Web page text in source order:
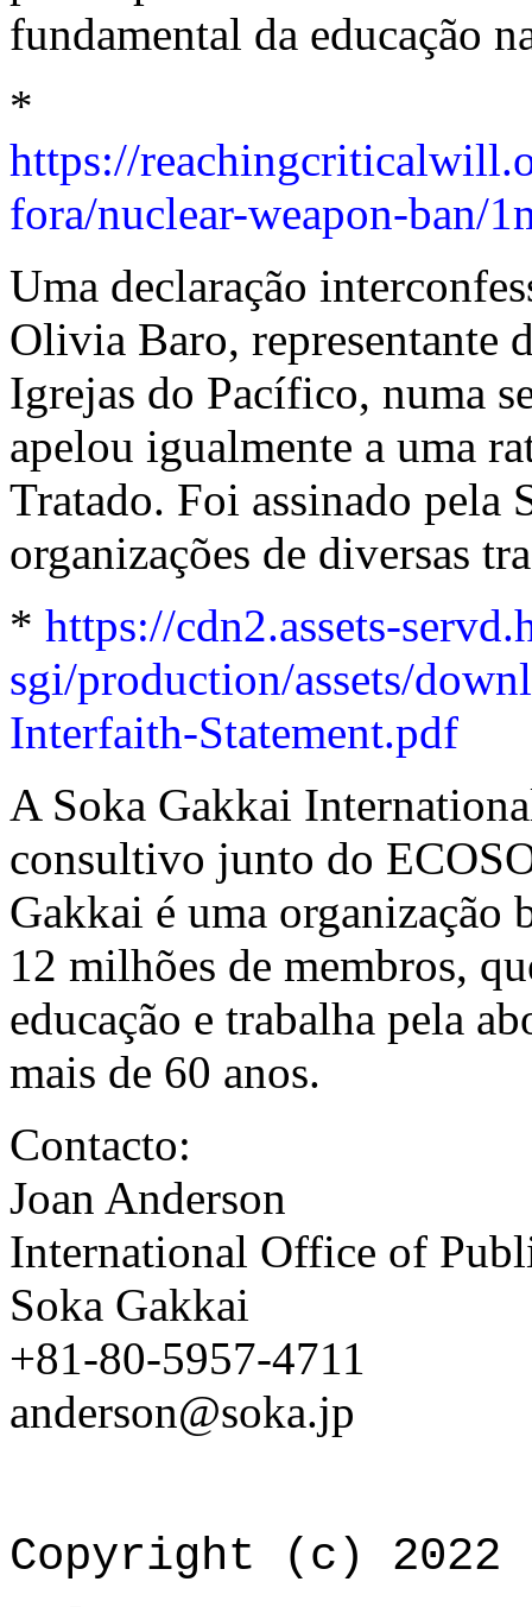
fundamental da educação
*
https://
fora/nuclear-weapon-ban/
Uma declaração
Olivia Baro, representante
Igrejas do Pacífico, numa
apelou igualmente a uma
Tratado. Foi assinado pela
organizações de diversas
* https://cdn2.assets-
sgi/production/assets/
Interfaith-Statement.pdf
A Soka Gakkai
consultivo junto do
Gakkai é uma
12 milhões de membros,
educação e trabalha pela
mais de 60 anos.
Contacto:
Joan Anderson
International Office of
Soka Gakkai
+81-80-5957-4711
anderson@soka.jp
Copyright (c) 2022